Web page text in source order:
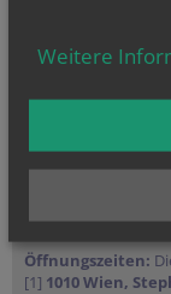
Öffnungszeiten:
[1] 1010 Wien,
Weitere